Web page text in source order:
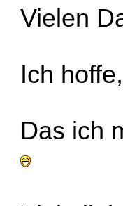
Vielen
Ich
Das ich